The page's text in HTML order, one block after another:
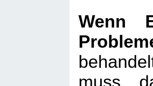
Wenn
muss,